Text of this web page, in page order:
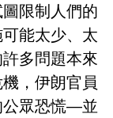
限制人們的
能太少、太
多問題本來
，伊朗官員
公眾恐慌—並